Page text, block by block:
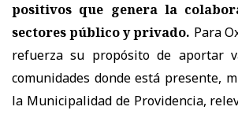
positivos que genera la
sectores público y privado. Para
refuerza su propósito de aportar
comunidades donde está presente,
la Municipalidad de Providencia,